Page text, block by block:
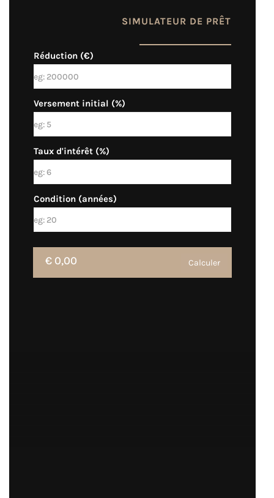
SIMULATEUR DE PRÊT
Réduction (€)
Versement initial (%)
Taux d'intérêt (%)
Condition (années)
Calculer
€ 0,00